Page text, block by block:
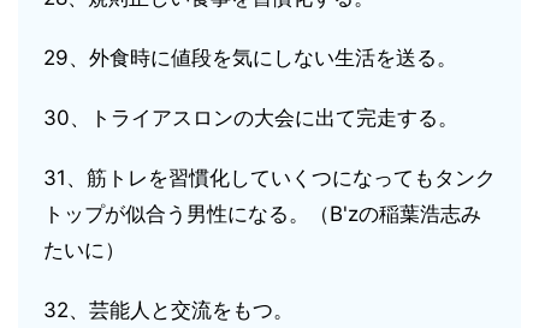
29、外食時に値段を気にしない生活を送る。
30、トライアスロンの大会に出て完走する。
31、筋トレを習慣化していくつになってもタンク
トップが似合う男性になる。（B'zの稲葉浩志み
たいに）
32、芸能人と交流をもつ。